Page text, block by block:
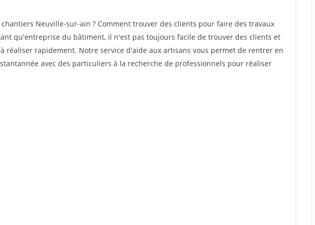
Neuville-sur-ain ? Comment trouver des clients pour faire des travaux
qu'entreprise du bâtiment, il n'est pas toujours facile de trouver des clients et
réaliser rapidement. Notre service d'aide aux artisans vous permet de rentrer en
avec des particuliers à la recherche de professionnels pour réaliser